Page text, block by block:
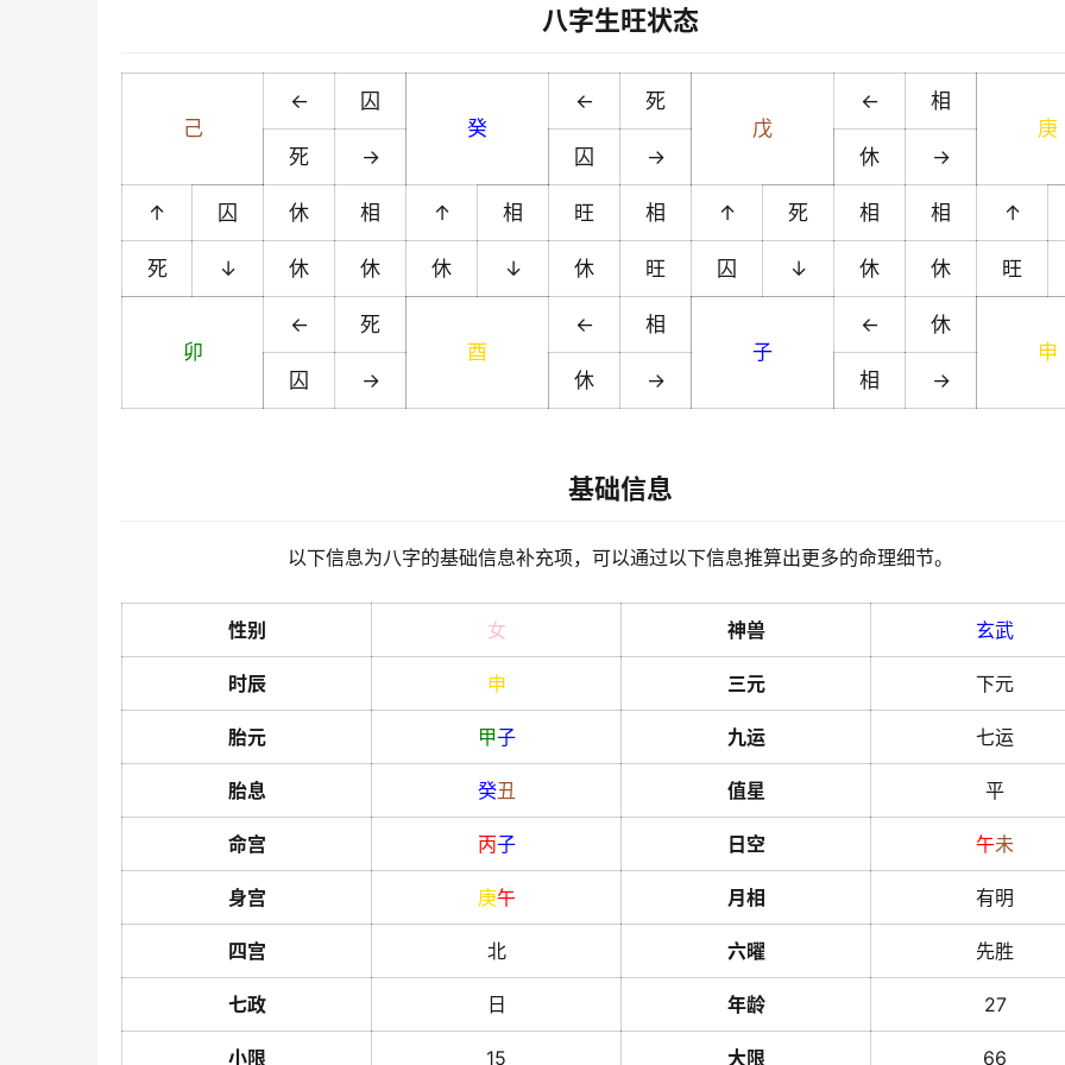
八字生旺状态
己
←
囚
癸
←
死
戊
←
相
庚
死
→ 囚 → 休 →
↑ 囚 休 相 ↑ 相 旺 相 ↑ 死 相 相 ↑
死 ↓ 休 休 休 ↓ 休 旺 囚 ↓ 休 休 旺
卯
←
死
酉
←
相
子
←
休
申
囚
→ 休 → 相 →
基础信息
以下信息为八字的基础信息补充项，可以通过以下信息推算出更多的命理细节。
性别 女 神兽 玄武
时辰 申 三元 下元
胎元 甲子 九运 七运
胎息 癸丑 值星 平
命宫 丙子 日空 午未
身宫 庚午 月相 有明
四宫 北 六曜 先胜
七政 日 年龄 27
小限 15 大限 66